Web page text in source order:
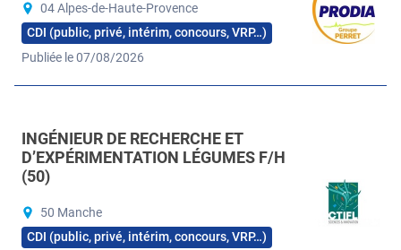
04 Alpes-de-Haute-Provence
CDI (public, privé, intérim, concours, VRP…)
Publiée le 07/08/2026
INGÉNIEUR DE RECHERCHE ET
D’EXPÉRIMENTATION LÉGUMES F/H
(50)
50 Manche
CDI (public, privé, intérim, concours, VRP…)